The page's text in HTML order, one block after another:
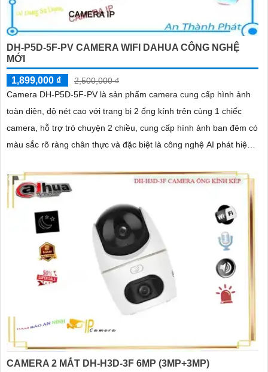
DH-P5D-5F-PV CAMERA WIFI DAHUA CÔNG NGHỆ
MỚI
1,899,000 ₫
2,500,000 ₫
Camera DH-P5D-5F-PV là sản phẩm camera cung cấp hình ảnh
toàn diện, độ nét cao với trang bị 2 ống kính trên cùng 1 chiếc
camera, hỗ trợ trò chuyện 2 chiều, cung cấp hình ảnh ban đêm có
màu sắc rõ ràng chân thực và đặc biệt là công nghệ AI phát hiện
camera quan sát DH-P5D-5F-PV với chức năng đàm thoại 2 chiều
và khả năng theo dõi chuyển động trả nghiệm tốt. Sản phẩm
không dây, tiện lợi trong lắp đặt và sử dụng
CAMERA 2 MẮT DH-H3D-3F 6MP (3MP+3MP)